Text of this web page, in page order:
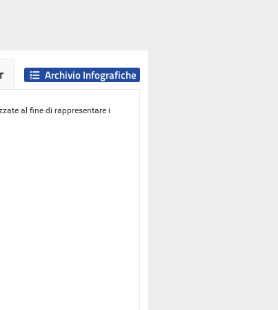
al fine di rappresentare i
Archivio Infografiche